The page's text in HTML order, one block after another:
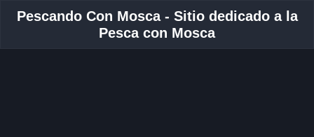
Pescando Con Mosca - Sitio dedicado a la
Pesca con Mosca